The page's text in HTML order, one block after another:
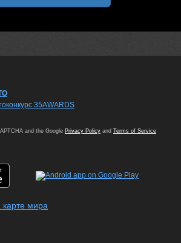
35AWARDS
and the Google Privacy Policy and Terms of Service
мира